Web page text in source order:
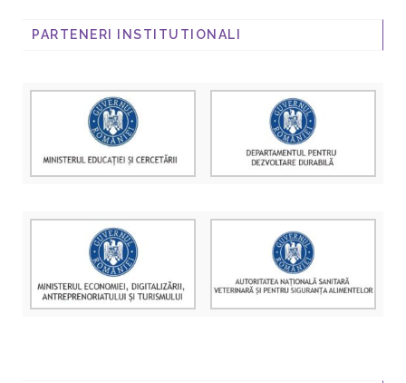
PARTENERI INSTITUTIONALI